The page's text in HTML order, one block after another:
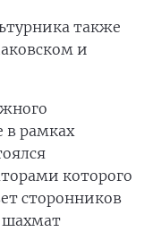
также
и
в рамках
которого
сторонников
шахмат